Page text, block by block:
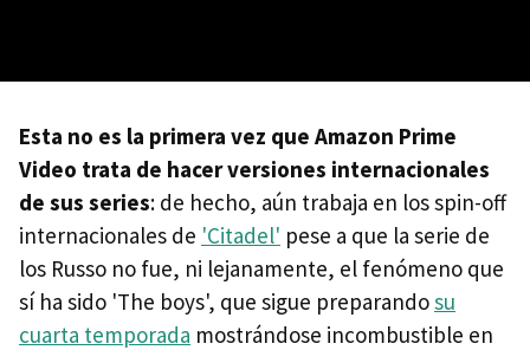
Esta no es la primera vez que Amazon Prime
Video trata de hacer versiones internacionales
de sus series: de hecho, aún trabaja en los spin-off
internacionales de 'Citadel' pese a que la serie de
los Russo no fue, ni lejanamente, el fenómeno que
sí ha sido 'The boys', que sigue preparandosu
cuarta temporada mostrándose incombustible en